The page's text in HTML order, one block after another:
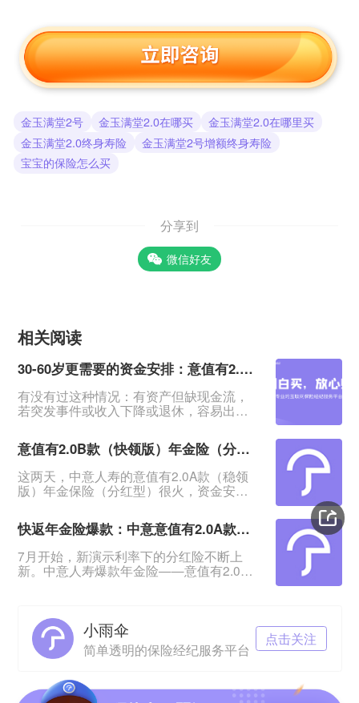
金玉满堂2号 金玉满堂2.0在哪买
金玉满堂2.0在哪里买
金玉满堂2.0终身寿险
金玉满堂2号增额终身寿险
宝宝的保险怎么买
分享到
微信好友
相关阅读
30-60岁更需要的资金安排：意值有2.0B款（快领版）分红年金险
有没有过这种情况：有资产但缺现金流，
若突发事件或收入下降或退休，容易出现
活。&nbsp;一笔安全的、能提供持续现金
流、在急需用钱时又能无损失拿回的资
金，在这时候就显得特别重要。&nbsp;中
意意值有2.0B款（快领版）年金保险（分
红型）：回血快、返钱快、资金安全，提
更需要的资金规划。&n
意值有2.0B款（快领版）年金险（分红型）相比A款有哪些优势？
这两天，中意人寿的意值有2.0A款（稳领
版）年金保险（分红型）很火，资金安
个系列还有个B款（快领版）：这款有哪些
保障？与A款有哪些区别？今日就来测一测
意值有2.0B款（快领版）年金保险（分红
型）。一、意值有2.0B款（快领版）保障
怎么样？与A款有哪些区别？意值有2.0B款
快返年金险爆款：中意意值有2.0A款年金保险（分红型）来了
7月开始，新演示利率下的分红险不断上
新。中意人寿爆款年金险——意值有2.0A
买。今日就来做一个详细测评，关注快返
年金险的一起来看。
&nbsp;&nbsp;&nbsp;&nbsp;一、意值有
看投保规则
小雨伞
简单透明的保险经纪服务平台
点击关注